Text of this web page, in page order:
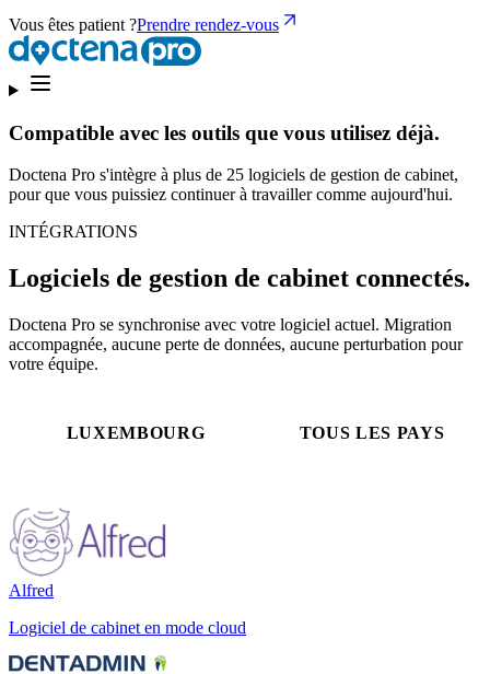
Vous êtes patient ?Prendre rendez-vous
Compatible avec les outils que vous utilisez déjà.
Doctena Pro s'intègre à plus de 25 logiciels de gestion de cabinet,
pour que vous puissiez continuer à travailler comme aujourd'hui.
INTÉGRATIONS
Logiciels de gestion de cabinet connectés.
Doctena Pro se synchronise avec votre logiciel actuel. Migration
accompagnée, aucune perte de données, aucune perturbation pour
votre équipe.
LUXEMBOURG TOUS LES PAYS
Alfred
Logiciel de cabinet en mode cloud